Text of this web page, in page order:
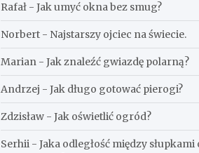
Rafał -Jak umyć okna bez smug?
Norbert - Najstarszy ojciec na świecie.
Marian -Jak znaleźć gwiazdę polarną?
Andrzej -Jak długo gotować pierogi?
Zdzisław -Jak oświetlić ogród?
Serhii -Jaka odległość między